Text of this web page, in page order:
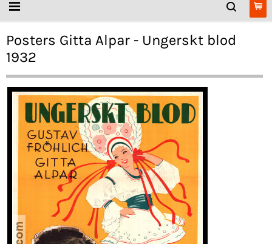
Posters Gitta Alpar - Ungerskt blod
1932